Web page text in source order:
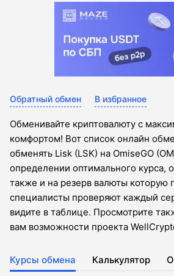
Обратный обмен В избранное
Обменивайте криптовалюту с
комфортом! Вот список онлайн
обменять Lisk (LSK) на OmiseGO
определении оптимального курса,
также и на резерв валюты которую
специалисты проверяют каждый
видите в таблице. Просмотрите
вам возможности проекта
Курсы обмена Калькулятор